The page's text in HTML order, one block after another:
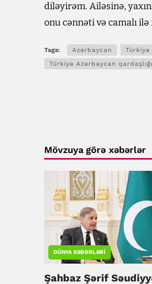
diləyirəm. Ailəsinə,
onu cənnəti və camalı ilə
Tags: Azərbaycan Türkiyə
Türkiyə Azərbaycan qardaşlığı
Mövzuya görə xəbərlər
DÜNYA XƏBƏRLƏRI
Şahbaz Şərif